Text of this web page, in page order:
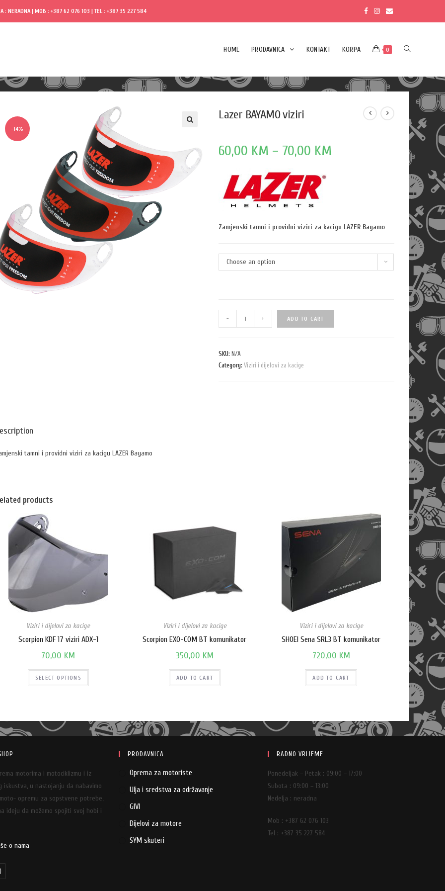
: NERADNA | MOB : +387 62 076 103 | TEL : +387 35 227 584
HOME PRODAVNICA KONTAKT KORPA 0
-14%
Lazer BAYAMO viziri
60,00 KM – 70,00 KM
Zamjenski tamni i providni viziri za kacigu LAZER Bayamo
Choose an option
-
u
n
t
+ ADD TO CART
SKU: N/A
Category:Viziri i dijelovi za kacige
tamni i providni viziri za kacigu LAZER Bayamo
products
Viziri i dijelovi za kacige
Scorpion KDF 17 viziri ADX-1
70,00 KM
SELECT OPTIONS
Viziri i dijelovi za kacige
Scorpion EXO-COM BT komunikator
350,00 KM
ADD TO CART
Viziri i dijelovi za kacige
SHOEI Sena SRL3 BT komunikator
720,00 KM
ADD TO CART
motorima i motociklizmu i iz
iskustva, u nastojanju da nabavimo
opremu za sopstvene potrebe,
ideju da možemo spojiti svoj hobi i
o nama
PRODAVNICA
Oprema za motoriste
Ulja i sredstva za održavanje
GIVI
Dijelovi za motore
SYM skuteri
RADNO VRIJEME
Ponedeljak – Petak : 09:00 – 17:00
Subota : 09:00 – 13:00
Nedelja : neradna
Mob : +387 62 076 103
Tel : +387 35 227 584